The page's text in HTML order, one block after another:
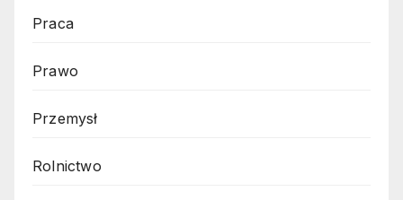
Praca
Prawo
Przemysł
Rolnictwo